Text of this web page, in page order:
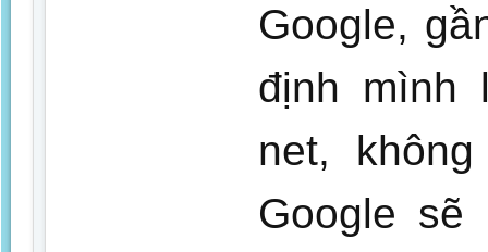
Google,
định mình
net,
Google